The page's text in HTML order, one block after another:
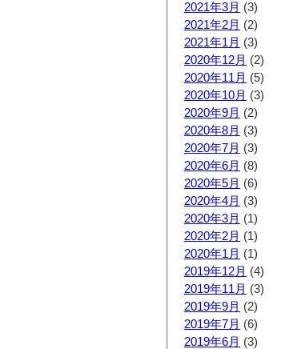
2021年3月 (3)
2021年2月 (2)
2021年1月 (3)
2020年12月 (2)
2020年11月 (5)
2020年10月 (3)
2020年9月 (2)
2020年8月 (3)
2020年7月 (3)
2020年6月 (8)
2020年5月 (6)
2020年4月 (3)
2020年3月 (1)
2020年2月 (1)
2020年1月 (1)
2019年12月 (4)
2019年11月 (3)
2019年9月 (2)
2019年7月 (6)
2019年6月 (3)